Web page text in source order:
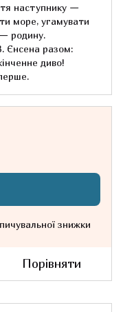
наступнику —
море, угамувати
родину.
Єнсена разом:
диво!
знижки
Порівняти